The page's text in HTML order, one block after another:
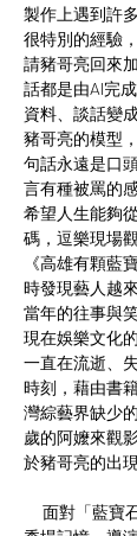
製作上遇到許
很特別的經驗
請豬哥亮回來
話都是由AI完
資料、談話變
豬哥亮的模型
句話永遠是口
言有種被罵的
希望人生能夠
碼，逗樂現場
《高雄有顆藍
時發現藝人越
當年的往事與
現在娛樂文化
一直在流逝、
時刻，藉由書
灣綜藝界缺少
歲的阿嬤來觀
於豬哥亮的出